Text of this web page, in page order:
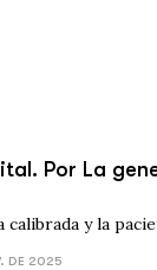
Por La
y la
DE 2025